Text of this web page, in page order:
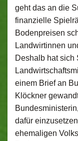
geht das an die
finanzielle
Bodenpreisen
Landwirtinnen
Deshalb hat sich
einem Brief an
Klöckner
dafür
ehemaligen